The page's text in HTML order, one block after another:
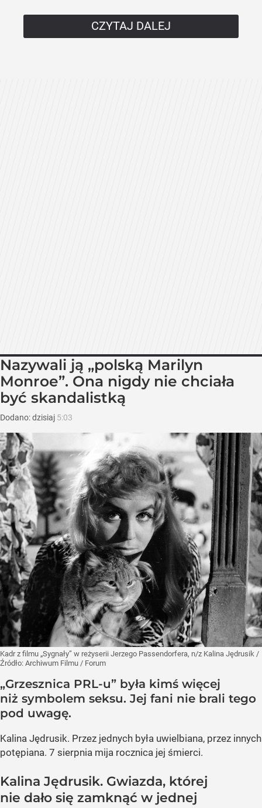
CZYTAJ DALEJ
Nazywali ją „polską Marilyn
Monroe”. Ona nigdy nie chciała
być skandalistką
Dodano:dzisiaj 5:03
Kadr z filmu „Sygnały” w reżyserii Jerzego Passendorfera, n/z Kalina Jędrusik /
Źródło: Archiwum Filmu / Forum
„Grzesznica PRL-u” była kimś więcej
niż symbolem seksu. Jej fani nie brali tego
pod uwagę.
Kalina Jędrusik. Przez jednych była uwielbiana, przez innych
potępiana. 7 sierpnia mija rocznica jej śmierci.
Kalina Jędrusik. Gwiazda, której
nie dało się zamknąć w jednej